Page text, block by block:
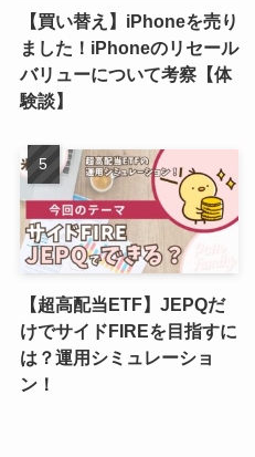
【買い替え】iPhoneを売り
ました！iPhoneのリセール
バリューについて考察【体
験談】
【超高配当ETF】JEPQだ
けでサイドFIREを目指すに
は？運用シミュレーショ
ン！